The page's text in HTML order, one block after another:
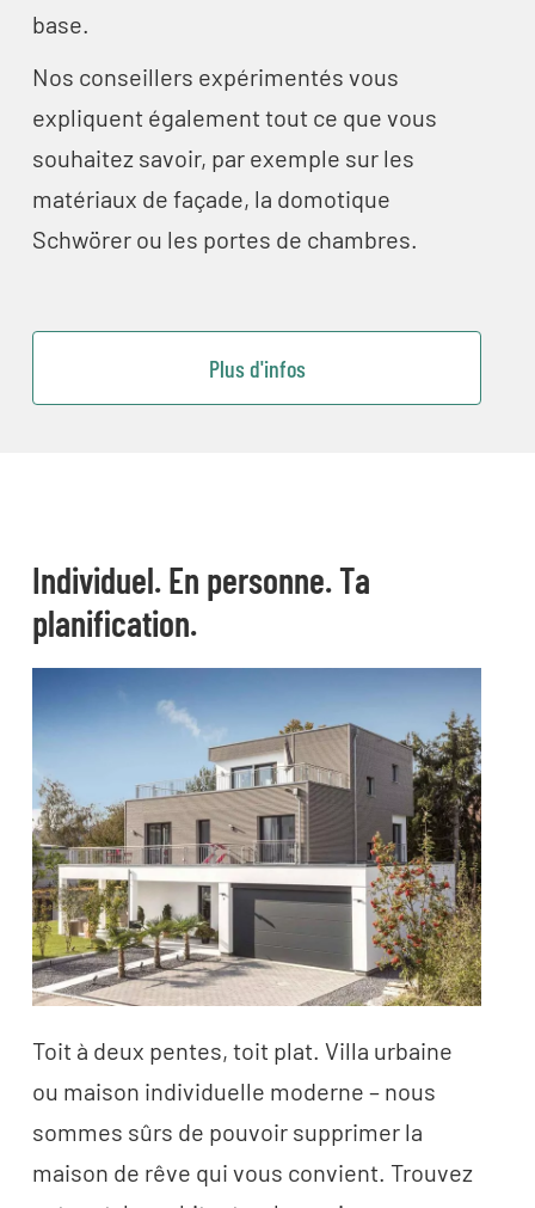
base.
Nos conseillers expérimentés vous
expliquent également tout ce que vous
souhaitez savoir, par exemple sur les
matériaux de façade, la domotique
Schwörer ou les portes de chambres.
Plus d'infos
Individuel. En personne. Ta
planification.
Toit à deux pentes, toit plat. Villa urbaine
ou maison individuelle moderne – nous
sommes sûrs de pouvoir supprimer la
maison de rêve qui vous convient. Trouvez